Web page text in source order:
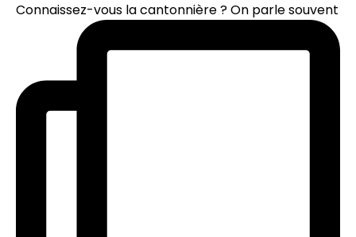
Connaissez-vous la cantonnière ? On parle souvent